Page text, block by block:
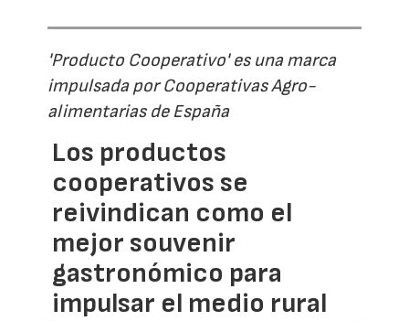
'Producto Cooperativo' es una marca
impulsada por Cooperativas Agro-
alimentarias de España
Los productos
cooperativos se
reivindican como el
mejor souvenir
gastronómico para
impulsar el medio rural